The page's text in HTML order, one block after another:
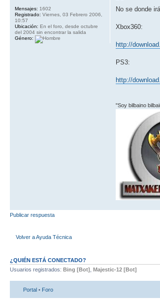
No se donde
Xbox360:
http://
PS3:
http://
"Soy bilbaino
Mensajes: 1602
Registrado: Viernes, 03 Febrero 2006,
10:57
Ubicación: En el foro, desde octubre
del 2004 sin encontrar la salida
Género:
Publicar respuesta
Volver a Ayuda Técnica
¿QUIÉN ESTÁ CONECTADO?
Usuarios registrados: Bing [Bot] Majestic-12 [Bot]
Portal • Foro